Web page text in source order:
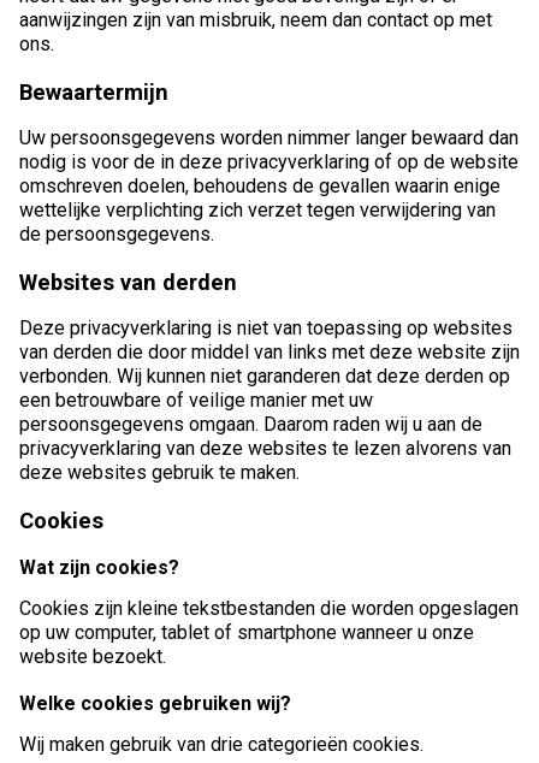
aanwijzingen zijn van misbruik, neem dan contact op met
ons.
Bewaartermijn
Uw persoonsgegevens worden nimmer langer bewaard dan
nodig is voor de in deze privacyverklaring of op de website
omschreven doelen, behoudens de gevallen waarin enige
wettelijke verplichting zich verzet tegen verwijdering van
de persoonsgegevens.
Websites van derden
Deze privacyverklaring is niet van toepassing op websites
van derden die door middel van links met deze website zijn
verbonden. Wij kunnen niet garanderen dat deze derden op
een betrouwbare of veilige manier met uw
persoonsgegevens omgaan. Daarom raden wij u aan de
privacyverklaring van deze websites te lezen alvorens van
deze websites gebruik te maken.
Cookies
Wat zijn cookies?
Cookies zijn kleine tekstbestanden die worden opgeslagen
op uw computer, tablet of smartphone wanneer u onze
website bezoekt.
Welke cookies gebruiken wij?
Wij maken gebruik van drie categorieën cookies.